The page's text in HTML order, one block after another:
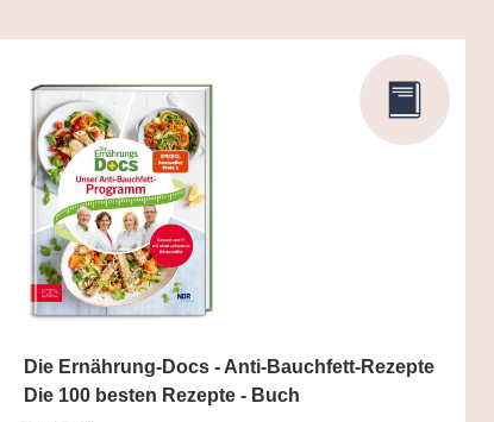
Die Ernährung-Docs - Anti-Bauchfett-Rezepte
Die 100 besten Rezepte - Buch